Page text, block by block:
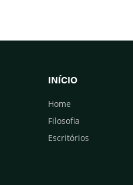
INÍCIO
Home
Filosofia
Escritórios